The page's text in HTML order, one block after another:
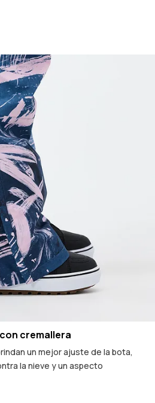
cremallera
un mejor ajuste de la bota,
la nieve y un aspecto